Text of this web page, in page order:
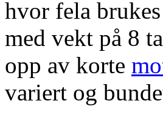
hvor fela
med vekt på 8
opp av korte
variert og